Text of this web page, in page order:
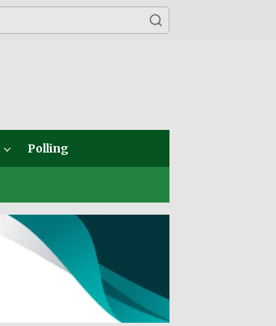
Polling